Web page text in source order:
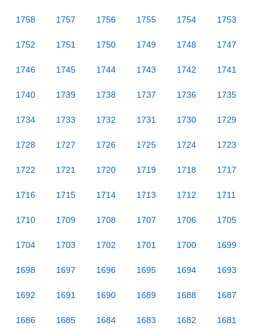
1758 1757 1756 1755 1754 1753
1752 1751 1750 1749 1748 1747
1746 1745 1744 1743 1742 1741
1740 1739 1738 1737 1736 1735
1734 1733 1732 1731 1730 1729
1728 1727 1726 1725 1724 1723
1722 1721 1720 1719 1718 1717
1716 1715 1714 1713 1712 1711
1710 1709 1708 1707 1706 1705
1704 1703 1702 1701 1700 1699
1698 1697 1696 1695 1694 1693
1692 1691 1690 1689 1688 1687
1686 1685 1684 1683 1682 1681